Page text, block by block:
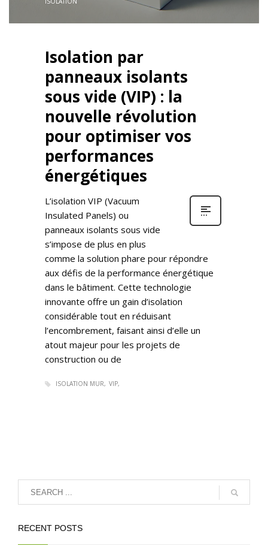
Isolation par
panneaux isolants
sous vide (VIP) : la
nouvelle révolution
pour optimiser vos
performances
énergétiques
L’isolation VIP (Vacuum
Insulated Panels) ou
panneaux isolants sous vide
s’impose de plus en plus
comme la solution phare pour répondre
aux défis de la performance énergétique
dans le bâtiment. Cette technologie
innovante offre un gain d’isolation
considérable tout en réduisant
l’encombrement, faisant ainsi d’elle un
atout majeur pour les projets de
construction ou de
ISOLATION MUR VIP
RECENT POSTS